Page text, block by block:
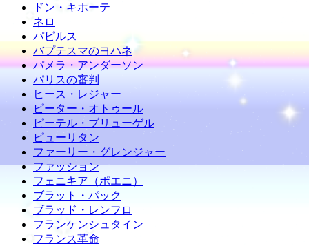
ドン・キホーテ
ネロ
パピルス
バプテスマのヨハネ
パメラ・アンダーソン
パリスの審判
ヒース・レジャー
ピーター・オトゥール
ピーテル・ブリューゲル
ピューリタン
ファーリー・グレンジャー
ファッション
フェニキア（ポエニ）
ブラット・パック
ブラッド・レンフロ
フランケンシュタイン
フランス革命